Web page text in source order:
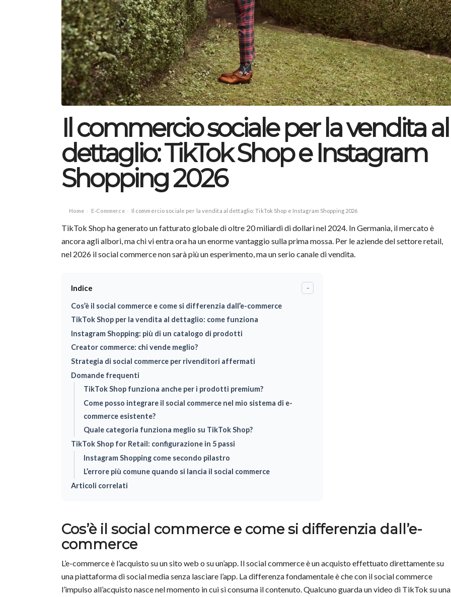
Il commercio sociale per la vendita al
dettaglio: TikTok Shop e Instagram
Shopping 2026
Home › E-Commerce › Il commercio sociale per la vendita al dettaglio: TikTok Shop e Instagram Shopping 2026
TikTok Shop ha generato un fatturato globale di oltre 20 miliardi di dollari nel 2024. In Germania, il mercato è
ancora agli albori, ma chi vi entra ora ha un enorme vantaggio sulla prima mossa. Per le aziende del settore retail,
nel 2026 il social commerce non sarà più un esperimento, ma un serio canale di vendita.
Indice -
Cos’è il social commerce e come si differenzia dall’e-commerce
TikTok Shop per la vendita al dettaglio: come funziona
Instagram Shopping: più di un catalogo di prodotti
Creator commerce: chi vende meglio?
Strategia di social commerce per rivenditori affermati
Domande frequenti
TikTok Shop funziona anche per i prodotti premium?
Come posso integrare il social commerce nel mio sistema di e-
commerce esistente?
Quale categoria funziona meglio su TikTok Shop?
TikTok Shop for Retail: configurazione in 5 passi
Instagram Shopping come secondo pilastro
L’errore più comune quando si lancia il social commerce
Articoli correlati
Cos’è il social commerce e come si differenzia dall’e-
commerce
L’e-commerce è l’acquisto su un sito web o su un’app. Il social commerce è un acquisto effettuato direttamente su
una piattaforma di social media senza lasciare l’app. La differenza fondamentale è che con il social commerce
l’impulso all’acquisto nasce nel momento in cui si consuma il contenuto. Qualcuno guarda un video di TikTok su una